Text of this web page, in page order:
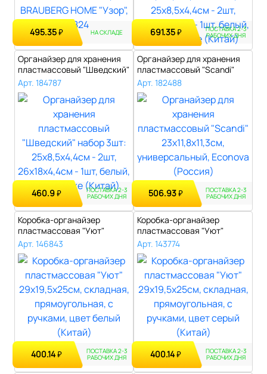
495.35₽ НА СКЛАДЕ 691.35₽ ПОСТАВКА 2-3
РАБОЧИХ ДНЯ
Органайзер для хранения
пластмассовый "Шведский"
набор ..
Арт. 184787
460.9₽ ПОСТАВКА 2-3
РАБОЧИХ ДНЯ
Органайзер для хранения
пластмассовый "Scandi"
23х11,8х..
Арт. 182488
506.93₽ ПОСТАВКА 2-3
РАБОЧИХ ДНЯ
Коробка-органайзер
пластмассовая "Уют"
29х19,5х25см, ск..
Арт. 146843
400.14₽ ПОСТАВКА 2-3
РАБОЧИХ ДНЯ
Коробка-органайзер
пластмассовая "Уют"
29х19,5х25см, ск..
Арт. 143774
400.14₽ ПОСТАВКА 2-3
РАБОЧИХ ДНЯ